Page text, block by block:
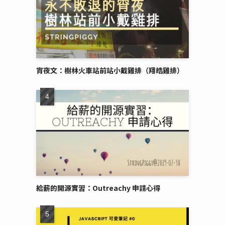
宵夜文：樹林火車站前站小戴雞排（翔皓雞排）
給薪的開源實習：Outreachy 申請心得